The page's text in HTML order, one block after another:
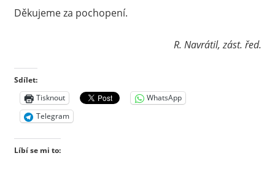
Děkujeme za pochopení.
R. Navrátil, zást. řed.
Sdílet:
Tisknout
WhatsApp
Telegram
Líbí se mi to: